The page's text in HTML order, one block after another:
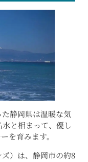
静岡県は温暖な気
と相まって、優し
を育みます。
）は、静岡市の約8